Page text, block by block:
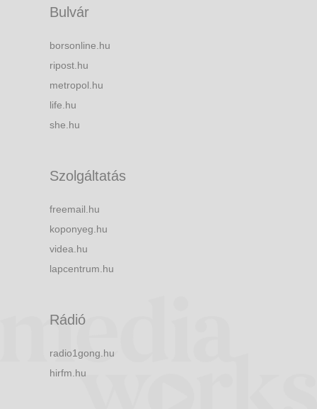
Bulvár
borsonline.hu
ripost.hu
metropol.hu
life.hu
she.hu
Szolgáltatás
freemail.hu
koponyeg.hu
videa.hu
lapcentrum.hu
Rádió
radio1gong.hu
hirfm.hu